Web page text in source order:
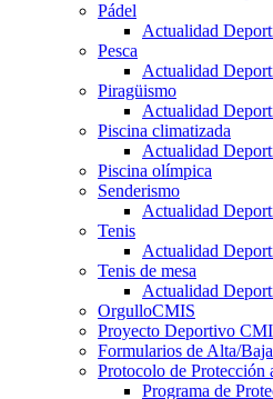
Pádel
Actualidad
Pesca
Actualidad
Piragüismo
Actualidad
Piscina climatizada
Actualidad
Piscina olímpica
Senderismo
Actualidad
Tenis
Actualidad
Tenis de mesa
Actualidad
OrgulloCMIS
Proyecto Deportivo
Formularios de Alta/Baja
Protocolo de Protección
Programa de